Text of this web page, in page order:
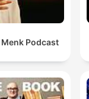
Podcast